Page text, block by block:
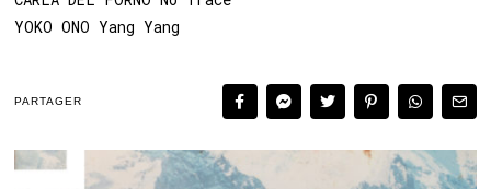
YOKO ONO Yang Yang
PARTAGER